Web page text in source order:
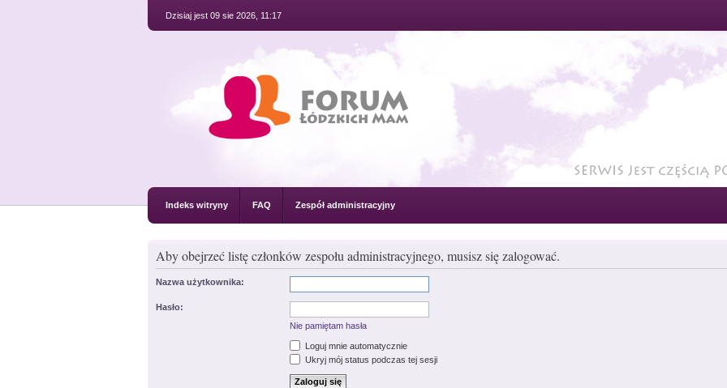
Dzisiaj jest 09 sie 2026, 11:17
Indeks witryny FAQ Zespół administracyjny
Aby obejrzeć listę członków zespołu administracyjnego, musisz się zalogować.
Nazwa użytkownika:
Hasło:
Nie pamiętam hasła
Loguj mnie automatycznie
Ukryj mój status podczas tej sesji